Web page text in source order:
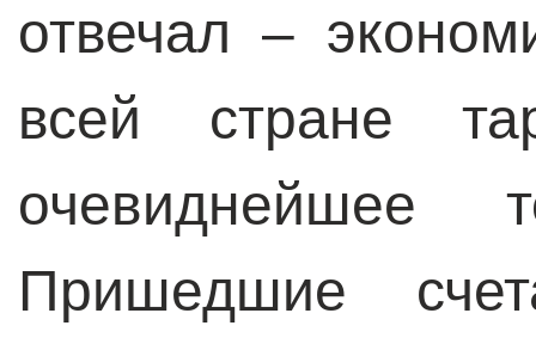
отвечал –
всей стране
очевиднейшее
Пришедшие